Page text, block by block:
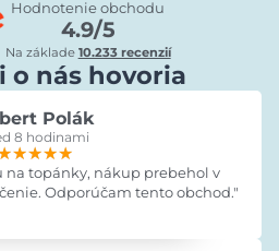
Hodnotenie obchodu
4.9/5
Na základe 10.233 recenzií
o nás hovoria
Polák
8 hodinami
na topánky, nákup prebehol v
Odporúčam tento obchod."